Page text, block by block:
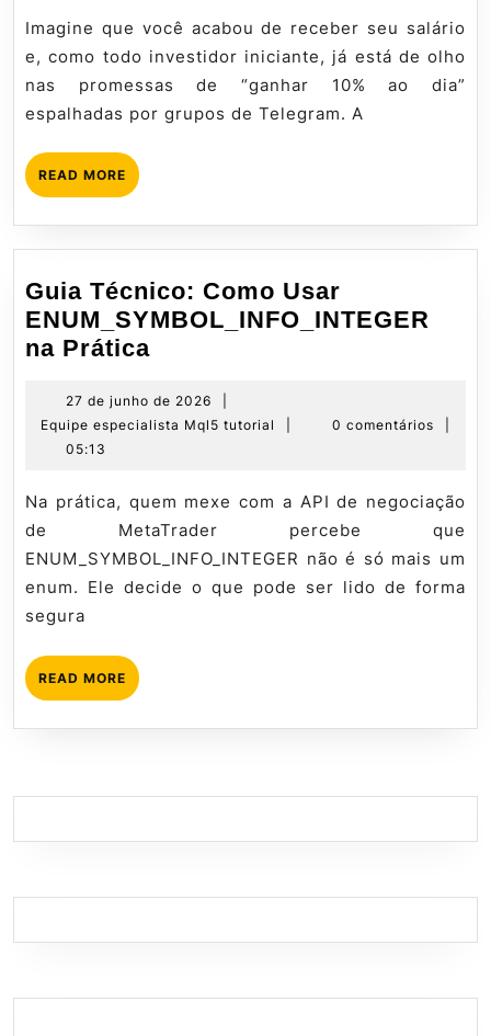
Técnica
+
Gestão
de
Risco
–
Ver
2026
tutorial
Imagine que você acabou de receber seu salário
e, como todo investidor iniciante, já está de olho
nas promessas de “ganhar 10% ao dia”
espalhadas por grupos de Telegram. A
READ MORE READ
MORE
Guia Técnico: Como Usar
ENUM_SYMBOL_INFO_INTEGER
na PráticaGuia
Como
Usar
Prática
27 de junho de 2026
de
2026
Equipe especialista Mql5 tutorial
tutorial
0 comentários
05:13
Na prática, quem mexe com a API de negociação
de MetaTrader percebe que
ENUM_SYMBOL_INFO_INTEGER não é só mais um
enum. Ele decide o que pode ser lido de forma
segura
READ MORE READ
MORE